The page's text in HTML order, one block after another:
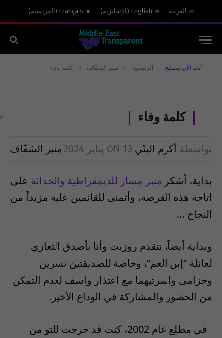
العربية English
( الإنجليزية)
Français
( الفرنسية)
أنت الآن تتصفح: الرئيسية » منبر الشفّاف » كلمة وفاء
كلمة وفاء
بواسطة أكرم البنّي ON 13 يناير 2024 منبر الشفّاف
بداية، أشكر منبر مسار للديمقراطية والحداثة على
اتاحة هذه الفرصة، وأتمنى للقائمين عليه مزيداً من
النجاح …
وبداية أيضاً، نتقدم روزيت وأنا بأصدق التعازي
لعائلة “إبن العم”، وخاصة للصديقتين نسرين
وخزامى واسرتيهما مع اعتذار واسف لعدم التمكن
من الحضور والمشاركة في الوداع الأخير .
في مطلع عام
كنت قد خرجت للتو من